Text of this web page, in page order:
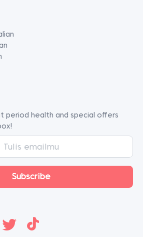
period health and special offers